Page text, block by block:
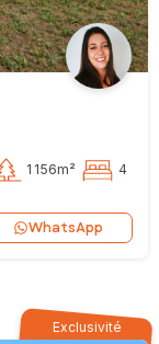
1 156m² 4
WhatsApp
Exclusivité